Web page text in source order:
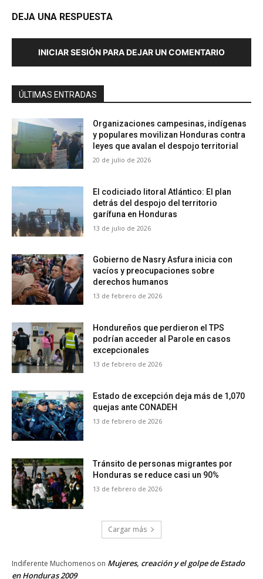
DEJA UNA RESPUESTA
INICIAR SESIÓN PARA DEJAR UN COMENTARIO
ÚLTIMAS ENTRADAS
Organizaciones campesinas, indígenas
y populares movilizan Honduras contra
leyes que avalan el despojo territorial
20 de julio de 2026
El codiciado litoral Atlántico: El plan
detrás del despojo del territorio
garífuna en Honduras
13 de julio de 2026
Gobierno de Nasry Asfura inicia con
vacíos y preocupaciones sobre
derechos humanos
13 de febrero de 2026
Hondureños que perdieron el TPS
podrían acceder al Parole en casos
excepcionales
13 de febrero de 2026
Estado de excepción deja más de 1,070
quejas ante CONADEH
13 de febrero de 2026
Tránsito de personas migrantes por
Honduras se reduce casi un 90%
13 de febrero de 2026
Cargar más
Indiferente Muchomenos on Mujeres, creación y el golpe de Estado
en Honduras 2009